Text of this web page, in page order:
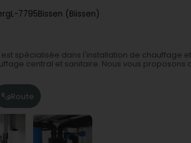
L-7795Bissen (Biissen)
est spécialisée dans l'installation de chauffage
central et sanitaire. Nous vous proposons
Route